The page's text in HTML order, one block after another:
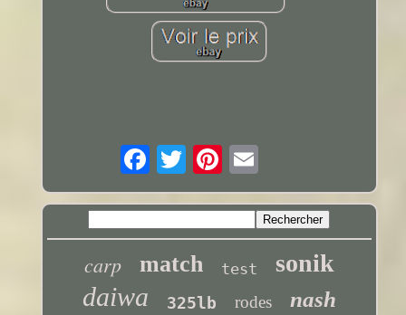
carp match test sonik
daiwa 325lb rodes nash